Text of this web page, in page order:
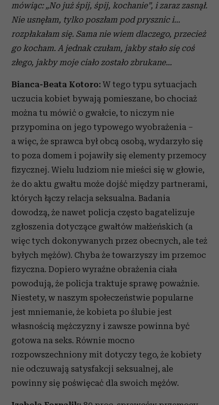
mówiąc: „No już śpij, śpij, kochanie”, i zaraz zasnął.
Nie usnęłam, tylko poszłam pod prysznic i…
rozpłakałam się. Sama nie wiem dlaczego, przecież
go kocham. A jednak czułam, jakby stało się coś
złego, jakby moje ciało zostało zbrukane…
Bianca-Beata Kotoro: W tego typu sytuacjach
uczucia kobiet bywają pomieszane, bo chociaż
można tu mówić o gwałcie, to niczym nie
przypomina on jego typowego wyobrażenia –
a więc, że sprawca był obcą osobą, wydarzyło się
to poza domem i pojawiły się elementy przemocy
fizycznej. Wielu ludziom nie mieści się w głowie,
że do aktu gwałtu może dojść między partnerami,
których łączy relacja seksualna. Badania
dowodzą, że nawet policja często bagatelizuje
zgłoszenia dotyczące gwałtów małżeńskich (a
więc tych dokonywanych przez obecnych, ale też
byłych mężów). Chyba że towarzyszy im przemoc
fizyczna. Dopiero wyraźne obrażenia ciała
powodują, że policja traktuje sprawę poważnie.
Niestety, w naszym społeczeństwie popularne
jest mniemanie, że kobieta po ślubie jest
własnością mężczyzny i zawsze powinna być
gotowa na seks. Równie mocno
rozpowszechniony mit dotyczy tego, że kobiety
nie odczuwają satysfakcji seksualnej, ale
powinny się poświęcać dla swoich mężów.